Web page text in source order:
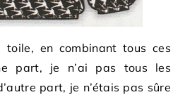
toile, en combinant tous ces
part, je n’ai pas tous les
part, je n’étais pas sûre